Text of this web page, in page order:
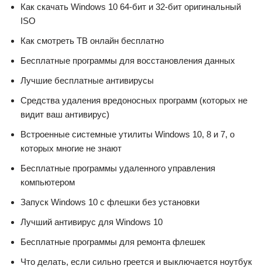
Как скачать Windows 10 64-бит и 32-бит оригинальный
ISO
Как смотреть ТВ онлайн бесплатно
Бесплатные программы для восстановления данных
Лучшие бесплатные антивирусы
Средства удаления вредоносных программ (которых не
видит ваш антивирус)
Встроенные системные утилиты Windows 10, 8 и 7, о
которых многие не знают
Бесплатные программы удаленного управления
компьютером
Запуск Windows 10 с флешки без установки
Лучший антивирус для Windows 10
Бесплатные программы для ремонта флешек
Что делать, если сильно греется и выключается ноутбук